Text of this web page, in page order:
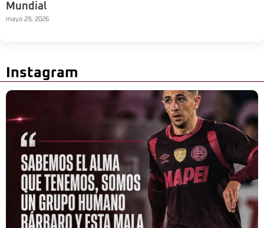
Mundial
mayo 29, 2026
Instagram